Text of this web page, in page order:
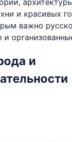
и красивых
важно
и